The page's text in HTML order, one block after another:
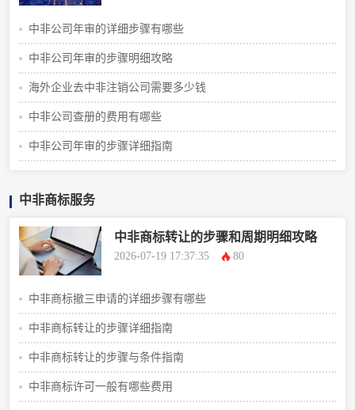
中非公司年审的详细步骤有哪些
中非公司年审的步骤明细攻略
海外企业去中非注销公司需要多少钱
中非公司查册的费用有哪些
中非公司年审的步骤详细指南
中非商标服务
中非商标转让的步骤和周期明细攻略
2026-07-19 17:37:35 80
中非商标撤三申请的详细步骤有哪些
中非商标转让的步骤详细指南
中非商标转让的步骤与条件指南
中非商标许可一般有哪些费用